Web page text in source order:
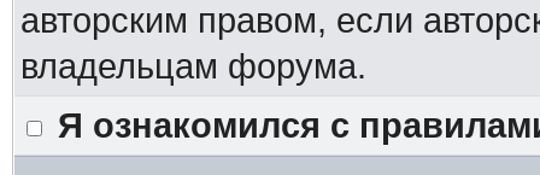
авторским правом, если
владельцам форума.
Я ознакомился с